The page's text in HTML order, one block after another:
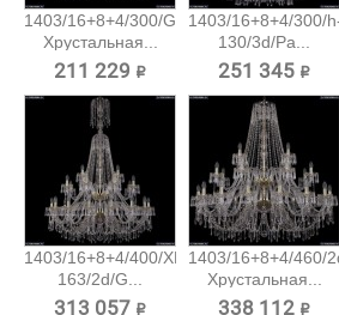
1403/16+8+4/300/G
Хрустальная...
211 229 ₽
1403/16+8+4/300/h-
130/3d/Pa...
251 345 ₽
1403/16+8+4/400/XL-
163/2d/G...
313 057 ₽
1403/16+8+4/460/
Хрустальная...
338 112 ₽